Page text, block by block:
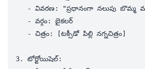
- వివరణ: "ప్రధానంగా నలుపు బొమ్మ
   - వర్గం: బైకలర్
   - చిత్రం: [టక్సీడో పిల్లి నగ్నచిత్రం]
3. టోర్టోయిషెల్: